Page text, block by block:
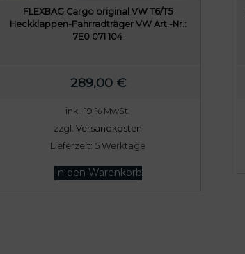
FLEXBAG Cargo original VW T6/T5
Heckklappen-Fahrradträger VW Art.-Nr.:
7E0 071 104
289,00 €
inkl. 19 % MwSt.
zzgl.Versandkosten
Lieferzeit: 5 Werktage
In den Warenkorb